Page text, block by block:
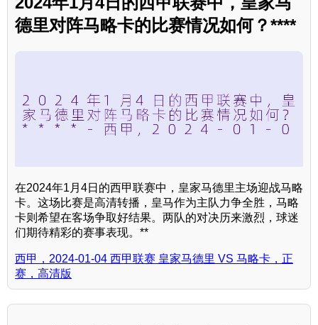
德里对阵马略卡的比赛情况如何？****
在2024年1月4日的西甲联赛中，皇家马德里主场迎战马略
卡。这场比赛是高清转播，皇马作为主队力争全胜，马略
卡则希望在客场争取好结果。两队的对决历来激烈，球迷
们期待精彩的赛事表现。**
西甲，2024-01-04 西甲联赛 皇家马德里 VS 马略卡，正
赛，高清版